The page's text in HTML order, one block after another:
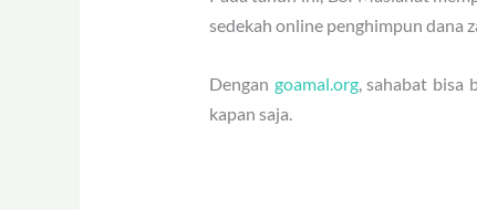
sedekah online penghimpun dana
Dengan goamal.org, sahabat bisa
kapan saja.